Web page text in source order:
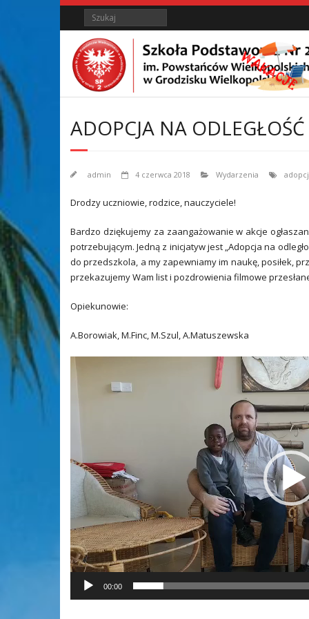
Skip
content
Search
ADOPCJA NA ODLEGŁOŚĆ
admin 4 czerwca 2018 Wydarzenia
Drodzy uczniowie, rodzice, nauczyciele!
Bardzo dziękujemy za zaangażowanie w akcje
potrzebującym. Jedną z inicjatyw jest „Adopcja na
do przedszkola, a my zapewniamy im naukę, posiłek,
przekazujemy Wam list i pozdrowienia filmowe
Opiekunowie:
A.Borowiak,M.Finc,M.Szul,A.Matuszewska
Odtwarzacz
00:00